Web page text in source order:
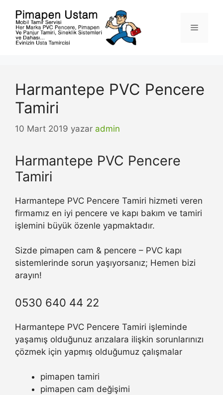
Menü
Harmantepe PVC Pencere
Tamiri
10 Mart 2019 yazar admin
Harmantepe PVC Pencere
Tamiri
Harmantepe PVC Pencere Tamiri hizmeti veren
firmamız en iyi pencere ve kapı bakım ve tamiri
işlemini büyük özenle yapmaktadır.
Sizde pimapen cam & pencere – PVC kapı
sistemlerinde sorun yaşıyorsanız; Hemen bizi
arayın!
0530 640 44 22
Harmantepe PVC Pencere Tamiri işleminde
yaşamış olduğunuz arızalara ilişkin sorunlarınızı
çözmek için yapmış olduğumuz çalışmalar
pimapen tamiri
pimapen cam değişimi